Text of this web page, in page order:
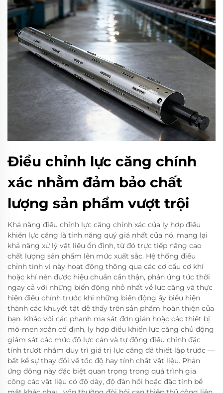
Điều chỉnh lực căng chính
xác nhằm đảm bảo chất
lượng sản phẩm vượt trội
Khả năng điều chỉnh lực căng chính xác của ly hợp điều
khiển lực căng là tính năng quý giá nhất của nó, mang lại
khả năng xử lý vật liệu ổn định, từ đó trực tiếp nâng cao
chất lượng sản phẩm lên mức xuất sắc. Hệ thống điều
chỉnh tinh vi này hoạt động thông qua các cơ cấu cơ khí
hoặc khí nén được hiệu chuẩn cẩn thận, phản ứng tức thời
ngay cả với những biến động nhỏ nhất về lực căng và thực
hiện điều chỉnh trước khi những biến động ấy biểu hiện
thành các khuyết tật dễ thấy trên sản phẩm hoàn thiện của
bạn. Khác với các phanh ma sát đơn giản hoặc các thiết bị
mô-men xoắn cố định, ly hợp điều khiển lực căng chủ động
giám sát các mức độ lực cản và tự động điều chỉnh đặc
tính trượt nhằm duy trì giá trị lực căng đã thiết lập trước —
bất kể sự thay đổi về tốc độ hay tính chất vật liệu. Phản
ứng động này đặc biệt quan trọng trong quá trình gia
công các vật liệu có độ dày, độ đàn hồi hoặc đặc tính bề